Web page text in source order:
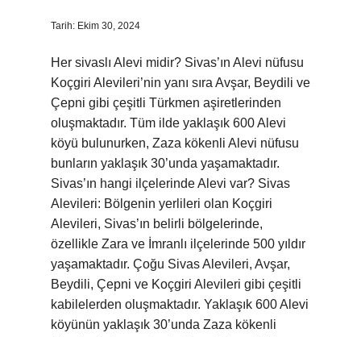
Tarih: Ekim 30, 2024
Her sivaslı Alevi midir? Sivas’ın Alevi nüfusu
Koçgiri Alevileri’nin yanı sıra Avşar, Beydili ve
Çepni gibi çeşitli Türkmen aşiretlerinden
oluşmaktadır. Tüm ilde yaklaşık 600 Alevi
köyü bulunurken, Zaza kökenli Alevi nüfusu
bunların yaklaşık 30’unda yaşamaktadır.
Sivas’ın hangi ilçelerinde Alevi var? Sivas
Alevileri: Bölgenin yerlileri olan Koçgiri
Alevileri, Sivas’ın belirli bölgelerinde,
özellikle Zara ve İmranlı ilçelerinde 500 yıldır
yaşamaktadır. Çoğu Sivas Alevileri, Avşar,
Beydili, Çepni ve Koçgiri Alevileri gibi çeşitli
kabilelerden oluşmaktadır. Yaklaşık 600 Alevi
köyünün yaklaşık 30’unda Zaza kökenli